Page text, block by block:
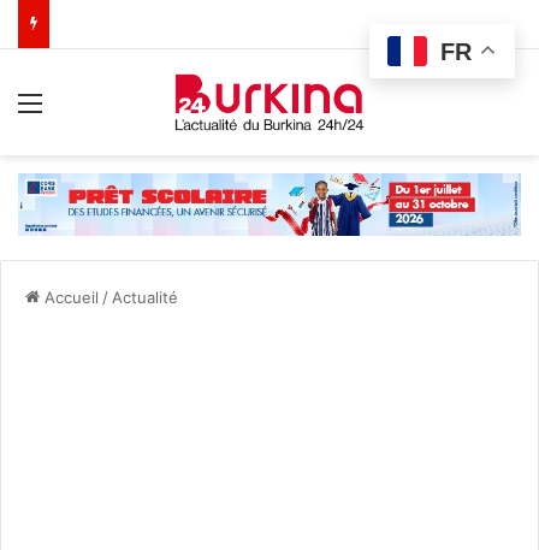
Accueil / Actualité
FR